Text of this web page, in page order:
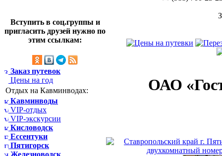
Вступить в соц.группы и
пригласить друзей нужно по
этим ссылкам:
Заказ путевок
Цены на год
Отдых на Кавминводах:
Кавминводы
VIP-отдых
VIP-экскурсии
Кисловодск
Ессентуки
Пятигорск
ОАО